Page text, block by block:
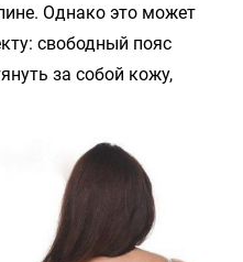
Однако это может
свободный пояс
за собой кожу,